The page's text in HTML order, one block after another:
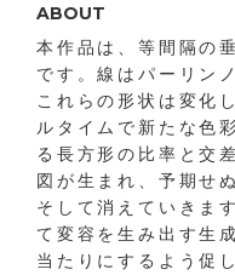
ABOUT
本作品は、等間隔の
です。線はパーリン
これらの形状は変化
ルタイムで新たな色
る長方形の比率と交
図が生まれ、予期せ
そして消えていきま
て変容を生み出す生
当たりにするよう促